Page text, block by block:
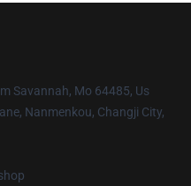
Savannah, Mo 64485, Us
Nanmenkou, Changji City,